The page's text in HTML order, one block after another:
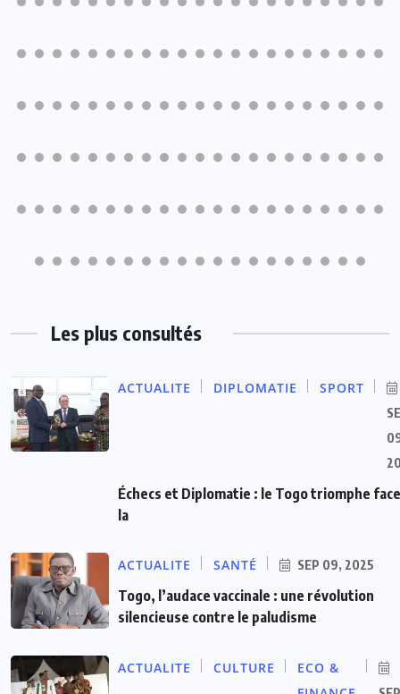
Les plus consultés
ACTUALITE DIPLOMATIE SPORT
Échecs et Diplomatie : le Togo triomphe
la
ACTUALITE SANTÉ SEP 09, 2025
Togo, l’audace vaccinale : une révolution
silencieuse contre le paludisme
ACTUALITE CULTURE
ECO &